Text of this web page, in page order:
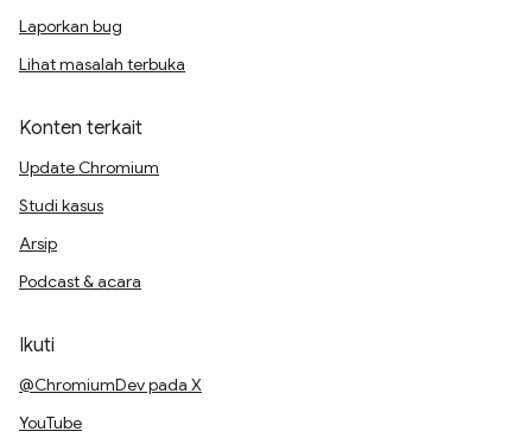
Laporkan bug
Lihat masalah terbuka
Konten terkait
Update Chromium
Studi kasus
Arsip
Podcast & acara
Ikuti
@ChromiumDev pada X
YouTube